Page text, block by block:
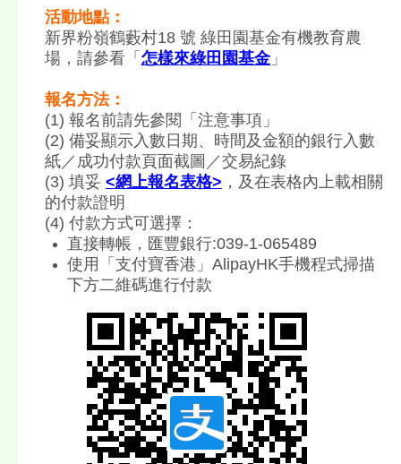
活動地點：
新界粉嶺鶴藪村18 號 綠田園基金有機教育農
場，請參看「 怎樣來綠田園基金」
報名方法：
(1) 報名前請先參閱「注意事項」
(2) 備妥顯示入數日期、時間及金額的銀行入數
紙／成功付款頁面截圖／交易紀錄
(3) 填妥 <網上報名表格> ，及在表格內上載相關
的付款證明
(4) 付款方式可選擇：
直接轉帳，匯豐銀行:039-1-065489
使用「支付寶香港」AlipayHK手機程式掃描
下方二維碼進行付款